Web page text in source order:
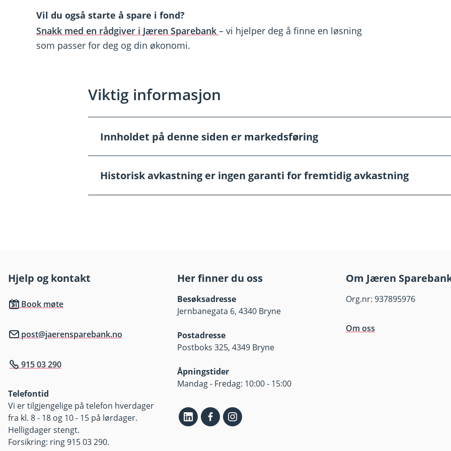
Vil du også starte å spare i fond?
Snakk med en rådgiver i Jæren Sparebank – vi hjelper deg å finne en løsning
som passer for deg og din økonomi.
Viktig informasjon
Innholdet på denne siden er markedsføring
n
u
autoriserte rådgivere som kan gi personlig rådgivning. Hvis du ønsker rådgivning fra en
kan dubooke møte her.
Historisk avkastning er ingen garanti for fremtidig avkastning
n
nøkkelinformasjon og prospekt.
Oversikt om fondenes kostnader finner du her.
Hjelp og kontakt
Book møte
post@jaerensparebank.no
915 03 290
Telefontid
Vi er tilgjengelige på telefon hverdager
fra kl. 8 - 18 og 10 - 15 på lørdager.
Helligdager stengt.
Forsikring: ring 915 03 290.
Her finner du oss
Besøksadresse
Jernbanegata 6, 4340 Bryne
Postadresse
Postboks 325, 4349 Bryne
Åpningstider
Mandag - Fredag: 10:00 - 15:00
Om Jæren
Org.nr: 937895976
Om oss